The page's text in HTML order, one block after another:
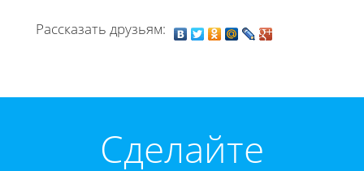
Рассказать друзьям:
Cделайте